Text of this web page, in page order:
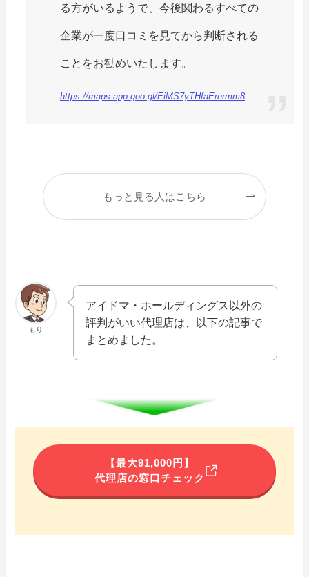
る方がいるようで、今後関わるすべての
企業が一度口コミを見てから判断される
ことをお勧めいたします。
https://maps.app.goo.gl/EiMS7yTHfaErnrmm8
もっと見る人はこちら
もり
アイドマ・ホールディングス以外の
評判がいい代理店は、以下の記事で
まとめました。
【最大91,000円】
代理店の窓口チェック